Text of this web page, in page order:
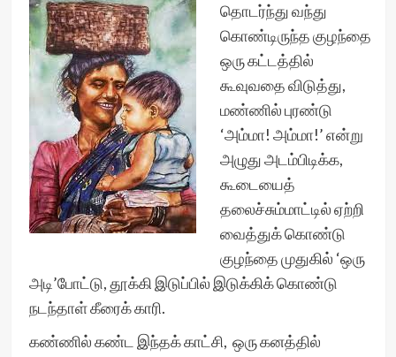
தொடர்ந்து வந்து
கொண்டிருந்த குழந்தை
ஒரு கட்டத்தில்
கூவுவதை விடுத்து,
மண்ணில் புரண்டு
‘அம்மா! அம்மா!’ என்று
அழுது அடம்பிடிக்க,
கூடையைத்
தலைச்சும்மாட்டில் ஏற்றி
வைத்துக் கொண்டு
குழந்தை முதுகில் ‘ஒரு
அடி’போட்டு, தூக்கி இடுப்பில் இடுக்கிக் கொண்டு
நடந்தாள் கீரைக் காரி.
கண்ணில் கண்ட இந்தக் காட்சி, ஒரு கனத்தில்